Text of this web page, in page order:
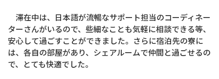
滞在中は、日本語が流暢なサポート担当のコーディネー
ターさんがいるので、些細なことも気軽に相談できる等、
安心して過ごすことができました。さらに宿泊先の寮に
は、各自の部屋があり、シェアルームで仲間と過ごせるの
で、とても快適でした。